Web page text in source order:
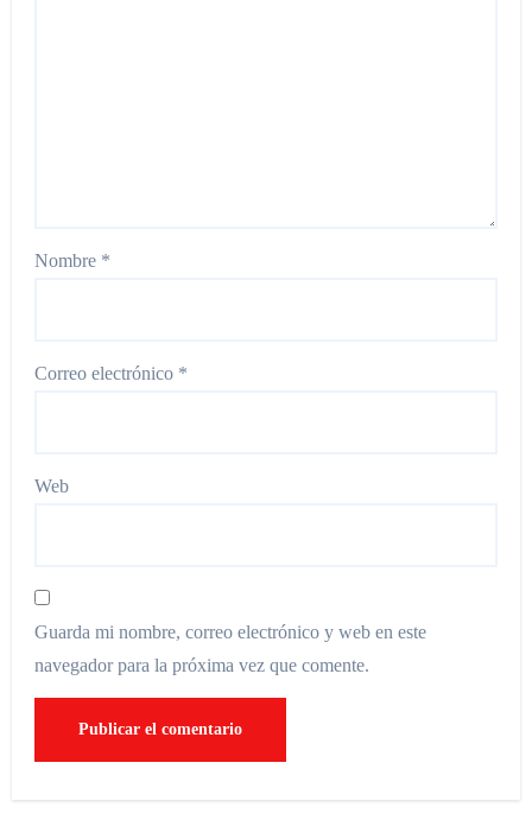
Nombre *
Correo electrónico *
Web
Guarda mi nombre, correo electrónico y web en este
navegador para la próxima vez que comente.